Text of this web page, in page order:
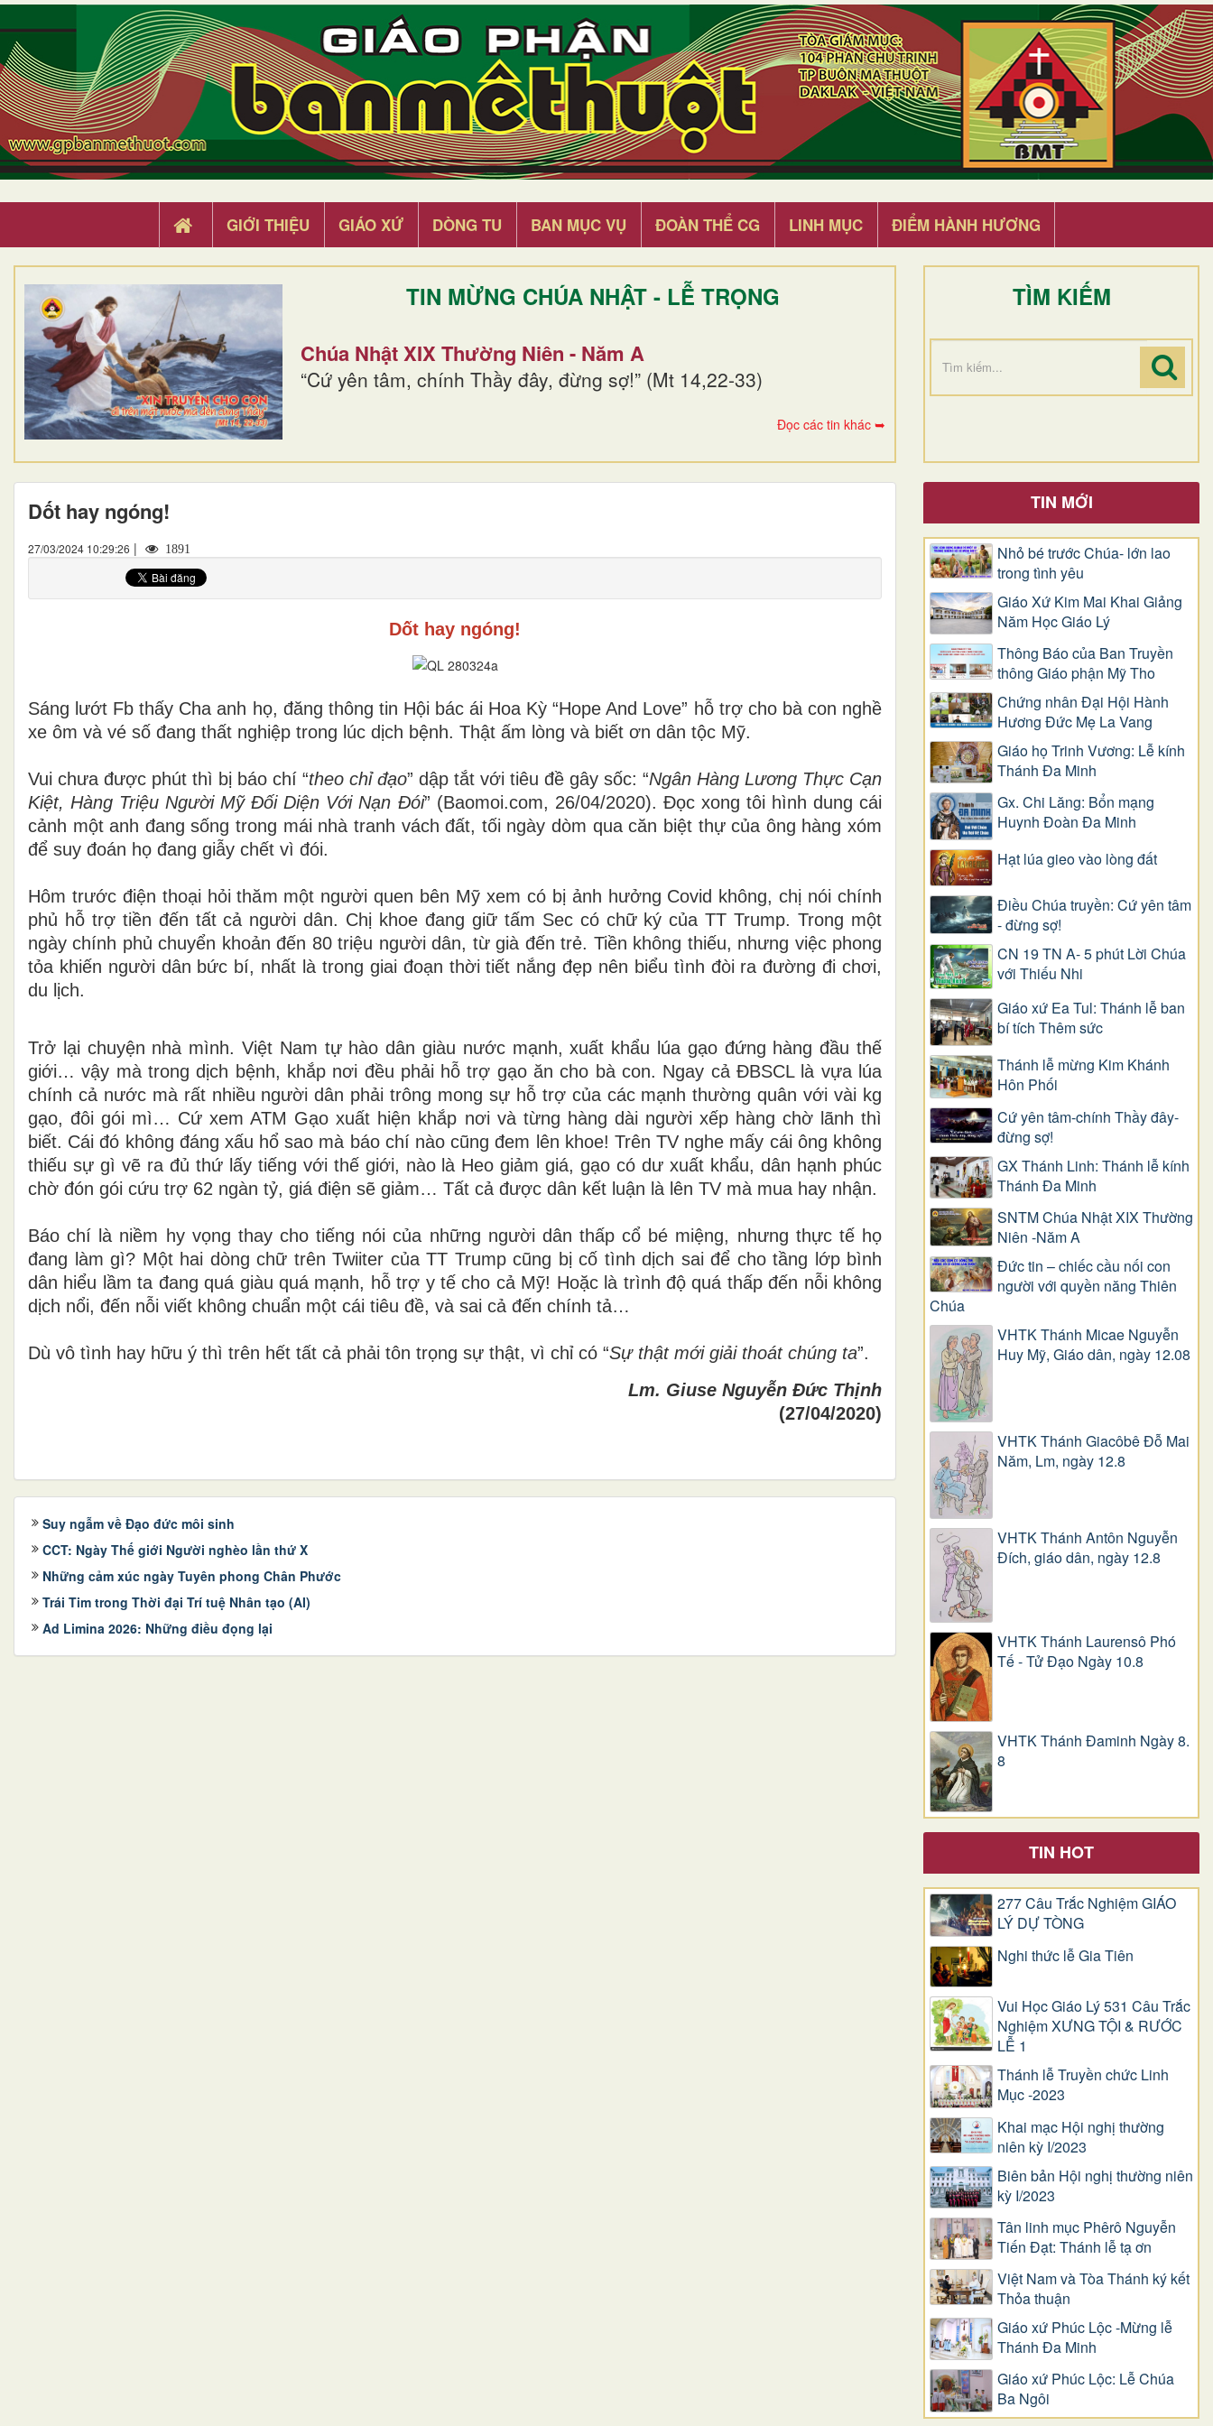
GIỚI THIỆU GIÁO XỨ DÒNG TU BAN MỤC VỤ ĐOÀN THỂ CG LINH MỤC ĐIỂM HÀNH HƯƠNG
TIN MỪNG CHÚA NHẬT - LỄ TRỌNG
Chúa Nhật XIX Thường Niên - Năm A
“Cứ yên tâm, chính Thầy đây, đừng sợ!” (Mt 14,22-33)
Đọc các tin khác ➥
TÌM KIẾM
Dốt hay ngóng!
27/03/2024 10:29:26 | 1891
Dốt hay ngóng!
Sáng lướt Fb thấy Cha anh họ, đăng thông tin Hội bác ái Hoa Kỳ “Hope And Love” hỗ trợ cho bà con nghề
xe ôm và vé số đang thất nghiệp trong lúc dịch bệnh. Thật ấm lòng và biết ơn dân tộc Mỹ.
Vui chưa được phút thì bị báo chí “theo chỉ đạo” dập tắt với tiêu đề gây sốc: “Ngân Hàng Lương Thực Cạn
Kiệt, Hàng Triệu Người Mỹ Đối Diện Với Nạn Đói” (Baomoi.com, 26/04/2020). Đọc xong tôi hình dung cái
cảnh một anh đang sống trong mái nhà tranh vách đất, tối ngày dòm qua căn biệt thự của ông hàng xóm
để suy đoán họ đang giẫy chết vì đói.
Hôm trước điện thoại hỏi thăm một người quen bên Mỹ xem có bị ảnh hưởng Covid không, chị nói chính
phủ hỗ trợ tiền đến tất cả người dân. Chị khoe đang giữ tấm Sec có chữ ký của TT Trump. Trong một
ngày chính phủ chuyển khoản đến 80 triệu người dân, từ già đến trẻ. Tiền không thiếu, nhưng việc phong
tỏa khiến người dân bức bí, nhất là trong giai đoạn thời tiết nắng đẹp nên biểu tình đòi ra đường đi chơi,
du lịch.
Trở lại chuyện nhà mình. Việt Nam tự hào dân giàu nước mạnh, xuất khẩu lúa gạo đứng hàng đầu thế
giới… vậy mà trong dịch bệnh, khắp nơi đều phải hỗ trợ gạo ăn cho bà con. Ngay cả ĐBSCL là vựa lúa
chính cả nước mà rất nhiều người dân phải trông mong sự hỗ trợ của các mạnh thường quân với vài kg
gạo, đôi gói mì… Cứ xem ATM Gạo xuất hiện khắp nơi và từng hàng dài người xếp hàng chờ lãnh thì
biết. Cái đó không đáng xấu hổ sao mà báo chí nào cũng đem lên khoe! Trên TV nghe mấy cái ông không
thiếu sự gì vẽ ra đủ thứ lấy tiếng với thế giới, nào là Heo giảm giá, gạo có dư xuất khẩu, dân hạnh phúc
chờ đón gói cứu trợ 62 ngàn tỷ, giá điện sẽ giảm… Tất cả được dân kết luận là lên TV mà mua hay nhận.
Báo chí là niềm hy vọng thay cho tiếng nói của những người dân thấp cổ bé miệng, nhưng thực tế họ
đang làm gì? Một hai dòng chữ trên Twiiter của TT Trump cũng bị cố tình dịch sai để cho tầng lớp bình
dân hiểu lầm ta đang quá giàu quá mạnh, hỗ trợ y tế cho cả Mỹ! Hoặc là trình độ quá thấp đến nỗi không
dịch nổi, đến nỗi viết không chuẩn một cái tiêu đề, và sai cả đến chính tả…
Dù vô tình hay hữu ý thì trên hết tất cả phải tôn trọng sự thật, vì chỉ có “Sự thật mới giải thoát chúng ta”.
Lm. Giuse Nguyễn Đức Thịnh
(27/04/2020)
Suy ngẫm về Đạo đức môi sinh
CCT: Ngày Thế giới Người nghèo lần thứ X
Những cảm xúc ngày Tuyên phong Chân Phước
Trái Tim trong Thời đại Trí tuệ Nhân tạo (AI)
Ad Limina 2026: Những điều đọng lại
TIN MỚI
Nhỏ bé trước Chúa- lớn lao
trong tình yêu
Giáo Xứ Kim Mai Khai Giảng
Năm Học Giáo Lý
Thông Báo của Ban Truyền
thông Giáo phận Mỹ Tho
Chứng nhân Đại Hội Hành
Hương Đức Mẹ La Vang
Giáo họ Trinh Vương: Lễ kính
Thánh Đa Minh
Gx. Chi Lăng: Bổn mạng
Huynh Đoàn Đa Minh
Hạt lúa gieo vào lòng đất
Điều Chúa truyền: Cứ yên tâm
- đừng sợ!
CN 19 TN A- 5 phút Lời Chúa
với Thiếu Nhi
Giáo xứ Ea Tul: Thánh lễ ban
bí tích Thêm sức
Thánh lễ mừng Kim Khánh
Hôn Phối
Cứ yên tâm-chính Thầy đây-
đừng sợ!
GX Thánh Linh: Thánh lễ kính
Thánh Đa Minh
SNTM Chúa Nhật XIX Thường
Niên -Năm A
Đức tin – chiếc cầu nối con
người với quyền năng Thiên
Chúa
VHTK Thánh Micae Nguyễn
Huy Mỹ, Giáo dân, ngày 12.08
VHTK Thánh Giacôbê Ðỗ Mai
Năm, Lm, ngày 12.8
VHTK Thánh Antôn Nguyễn
Ðích, giáo dân, ngày 12.8
VHTK Thánh Laurensô Phó
Tế - Tử Đạo Ngày 10.8
VHTK Thánh Đaminh Ngày 8.
8
TIN HOT
277 Câu Trắc Nghiệm GIÁO
LÝ DỰ TÒNG
Nghi thức lễ Gia Tiên
Vui Học Giáo Lý 531 Câu Trắc
Nghiệm XƯNG TỘI & RƯỚC
LỄ 1
Thánh lễ Truyền chức Linh
Mục -2023
Khai mạc Hội nghị thường
niên kỳ I/2023
Biên bản Hội nghị thường niên
kỳ I/2023
Tân linh mục Phêrô Nguyễn
Tiến Đạt: Thánh lễ tạ ơn
Việt Nam và Tòa Thánh ký kết
Thỏa thuận
Giáo xứ Phúc Lộc -Mừng lễ
Thánh Đa Minh
Giáo xứ Phúc Lộc: Lễ Chúa
Ba Ngôi